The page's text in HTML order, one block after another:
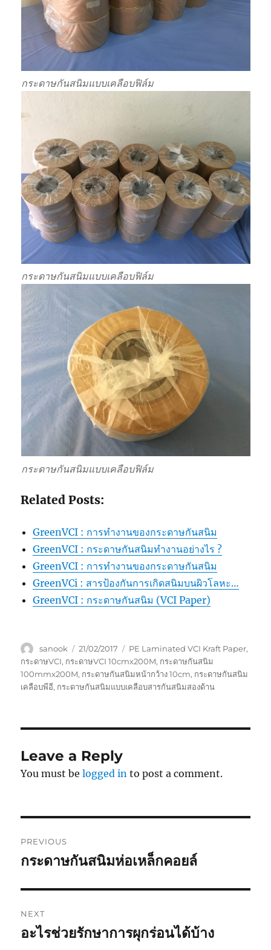
กระดาษกันสนิมแบบเคลือบฟิล์ม
กระดาษกันสนิมแบบเคลือบฟิล์ม
กระดาษกันสนิมแบบเคลือบฟิล์ม
Related Posts:
GreenVCI : การทำงานของกระดาษกันสนิม
GreenVCI : กระดาษกันสนิมทำงานอย่างไร ?
GreenVCI : การทำงานของกระดาษกันสนิม
GreenVCi : สารป้องกันการเกิดสนิมบนผิวโลหะ…
GreenVCI : กระดาษกันสนิม (VCI Paper)
Author
sanook
Posted
on
21/02/2017 Tags
PE Laminated VCI Kraft Paper,
กระดาษVCI, กระดาษVCI 10cmx200M, กระดาษกันสนิม
100mmx200M, กระดาษกันสนิมหน้ากว้าง 10cm, กระดาษกันสนิม
เคลือบพีอี, กระดาษกันสนิมแบบเคลือบสารกันสนิมสองด้าน
Leave a Reply
You must belogged in to post a comment.
navigation
PREVIOUS
Previous
กระดาษกันสนิมห่อเหล็กคอยล์
NEXT
Next
อะไรช่วยรักษาการผุกร่อนได้บ้าง